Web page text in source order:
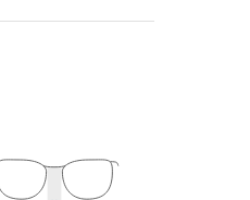
Ce type
optique.
varier.
peuvent être